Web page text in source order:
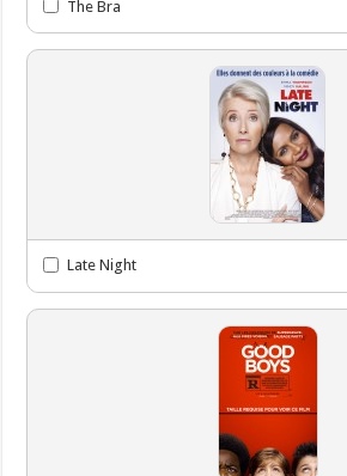
The Bra
Late Night